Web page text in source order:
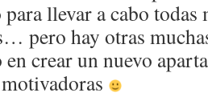
llevar a cabo todas
pero hay otras
en crear un nuevo